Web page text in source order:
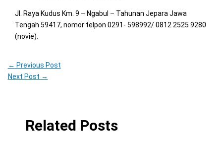
Jl. Raya Kudus Km. 9 – Ngabul – Tahunan Jepara Jawa
Tengah 59417, nomor telpon 0291- 598992/ 0812 2525 9280
(novie).
← Previous Post
Next Post →
Related Posts